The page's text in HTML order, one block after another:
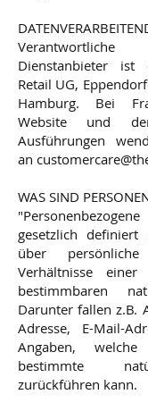
Dienstanbieter ist
Retail UG,
Hamburg. Bei
Website und
Ausführungen
an
WAS SIND
gesetzlich definiert
über
Verhältnisse
bestimmbaren
Darunter fallen z.B.
Adresse, E-Mail-
Angaben,
bestimmte
zurückführen kann.